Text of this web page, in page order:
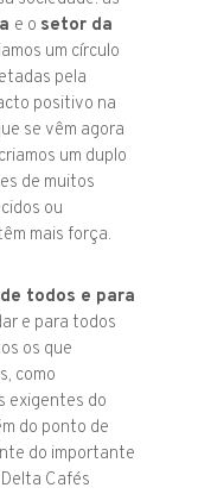
e o setor da
um círculo
pela
positivo na
se vêm agora
um duplo
de muitos
ou
mais força.
todos e para
e para todos
os que
como
exigentes do
do ponto de
do importante
Cafés